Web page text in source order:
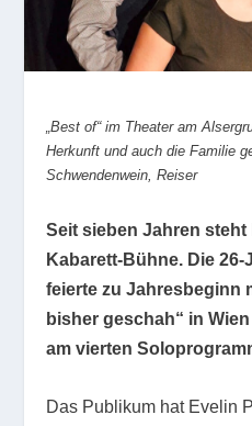
„Best of“ im Theater am
Herkunft und auch die Familie
Schwendenwein, Reiser
Seit sieben Jahren
Kabarett-Bühne. Die
feierte zu Jahresbeginn
bisher geschah“ in
am vierten
Das Publikum hat Evelin